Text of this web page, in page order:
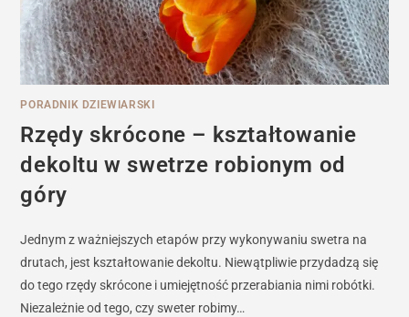
PORADNIK DZIEWIARSKI
Rzędy skrócone – kształtowanie
dekoltu w swetrze robionym od
góry
Jednym z ważniejszych etapów przy wykonywaniu swetra na
drutach, jest kształtowanie dekoltu. Niewątpliwie przydadzą się
do tego rzędy skrócone i umiejętność przerabiania nimi robótki.
Niezależnie od tego, czy sweter robimy…